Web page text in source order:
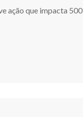
ação que impacta